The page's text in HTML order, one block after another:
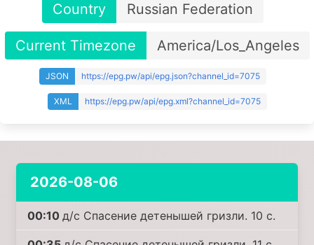
Country Russian Federation
Current Timezone America/Los_Angeles
JSON https://epg.pw/api/epg.json?channel_id=7075
XML https://epg.pw/api/epg.xml?channel_id=7075
2026-08-06
00:10 д/с Спасение детенышей гризли. 10 с.